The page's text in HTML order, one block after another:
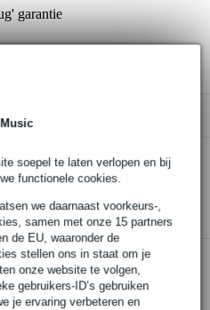
soepel te laten verlopen en bij
functionele cookies.
we daarnaast voorkeurs-,
samen met onze 15 partners
de EU, waaronder de
stellen ons in staat om je
onze website te volgen,
gebruikers-ID’s gebruiken
je ervaring verbeteren en
garantie
- Slide Converter bij je
de check
fret-geratel